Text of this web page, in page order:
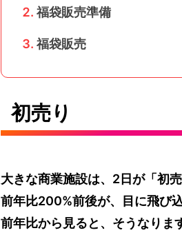
福袋販売準備
福袋販売
初売り
大きな商業施設は、2日が「初売
前年比200%前後が、目に飛び
前年比から見ると、そうなりま